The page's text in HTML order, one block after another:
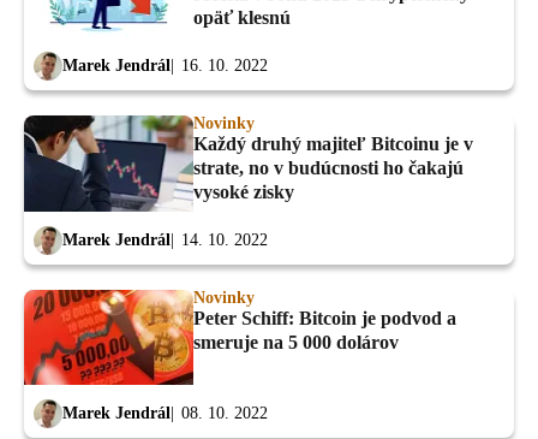
opäť klesnú
Marek Jendrál 16. 10. 2022
Novinky
Každý druhý majiteľ Bitcoinu je v
strate, no v budúcnosti ho čakajú
vysoké zisky
Marek Jendrál 14. 10. 2022
Novinky
Peter Schiff: Bitcoin je podvod a
smeruje na 5 000 dolárov
Marek Jendrál 08. 10. 2022